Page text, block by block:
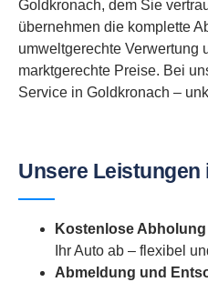
Goldkronach, dem Sie
übernehmen die komplette
umweltgerechte Verwertung
marktgerechte Preise. Bei
Service in Goldkronach –
Unsere Leistungen
Kostenlose
Ihr Auto ab – flexibel
Abmeldung und